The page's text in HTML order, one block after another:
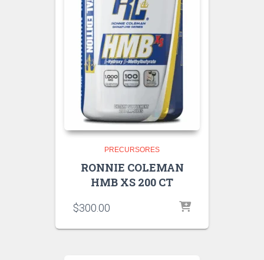
PRECURSORES
RONNIE COLEMAN
HMB XS 200 CT
$300.00